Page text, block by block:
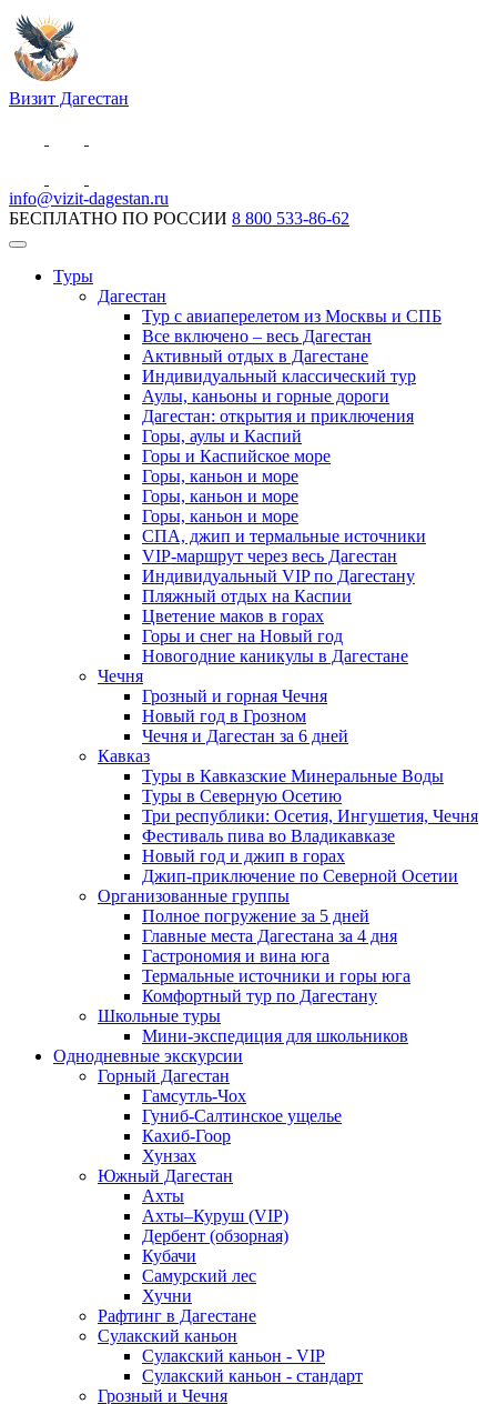
Визит Дагестан
info@vizit-dagestan.ru
БЕСПЛАТНО ПО РОССИИ 8 800 533-86-62
Туры
Дагестан
Тур с авиаперелетом из Москвы и СПБ
Все включено – весь Дагестан
Активный отдых в Дагестане
Индивидуальный классический тур
Аулы, каньоны и горные дороги
Дагестан: открытия и приключения
Горы, аулы и Каспий
Горы и Каспийское море
Горы, каньон и море
Горы, каньон и море
Горы, каньон и море
СПА, джип и термальные источники
VIP-маршрут через весь Дагестан
Индивидуальный VIP по Дагестану
Пляжный отдых на Каспии
Цветение маков в горах
Горы и снег на Новый год
Новогодние каникулы в Дагестане
Чечня
Грозный и горная Чечня
Новый год в Грозном
Чечня и Дагестан за 6 дней
Кавказ
Туры в Кавказские Минеральные Воды
Туры в Северную Осетию
Три республики: Осетия, Ингушетия, Чечня
Фестиваль пива во Владикавказе
Новый год и джип в горах
Джип-приключение по Северной Осетии
Организованные группы
Полное погружение за 5 дней
Главные места Дагестана за 4 дня
Гастрономия и вина юга
Термальные источники и горы юга
Комфортный тур по Дагестану
Школьные туры
Мини-экспедиция для школьников
Однодневные экскурсии
Горный Дагестан
Гамсутль-Чох
Гуниб-Салтинское ущелье
Кахиб-Гоор
Хунзах
Южный Дагестан
Ахты
Ахты–Куруш (VIP)
Дербент (обзорная)
Кубачи
Самурский лес
Хучни
Рафтинг в Дагестане
Сулакский каньон
Сулакский каньон - VIP
Сулакский каньон - стандарт
Грозный и Чечня